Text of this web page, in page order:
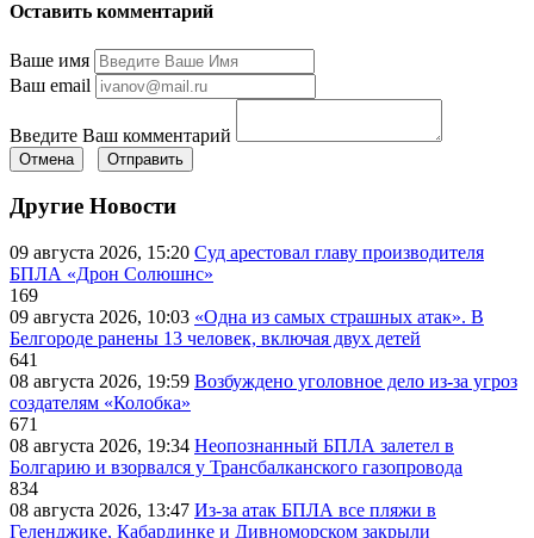
Оставить комментарий
Ваше имя
Ваш email
Введите Ваш комментарий
Отмена Отправить
Другие Новости
09 августа 2026, 15:20 Суд арестовал главу производителя
БПЛА «Дрон Солюшнс»
169
09 августа 2026, 10:03 «Одна из самых страшных атак». В
Белгороде ранены 13 человек, включая двух детей
641
08 августа 2026, 19:59 Возбуждено уголовное дело из-за угроз
создателям «Колобка»
671
08 августа 2026, 19:34 Неопознанный БПЛА залетел в
Болгарию и взорвался у Трансбалканского газопровода
834
08 августа 2026, 13:47 Из-за атак БПЛА все пляжи в
Геленджике, Кабардинке и Дивноморском закрыли